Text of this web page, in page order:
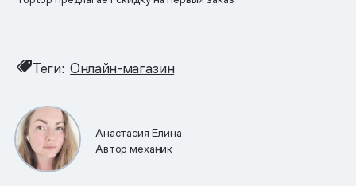
Теги: Онлайн-магазин
Анастасия Елина
Автор механик